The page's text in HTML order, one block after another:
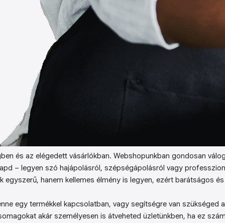
és az elégedett vásárlókban. Webshopunkban gondosan
– legyen szó hajápolásról, szépségápolásról vagy
egyszerű, hanem kellemes élmény is legyen, ezért barátságos
egy termékkel kapcsolatban, vagy segítségre van szükséged
akár személyesen is átveheted üzletünkben, ha ez